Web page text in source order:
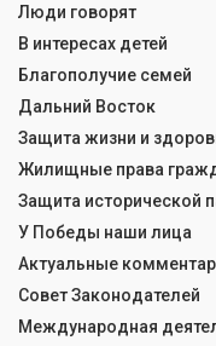
Люди говорят
В интересах детей
Благополучие семей
Дальний Восток
Защита жизни и
Жилищные права
Защита исторической
У Победы наши лица
Актуальные
Совет Законодателей
Международная